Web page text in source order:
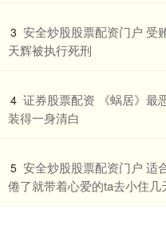
3 安全炒股股票配资门户 受
天辉被执行死刑
4 证券股票配资 《蜗居》最
装得一身清白
5 安全炒股股票配资门户 适
倦了就带着心爱的ta去小住几